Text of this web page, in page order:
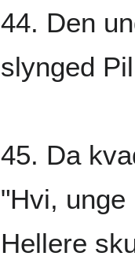
44. Den
slynged
45. Da
"Hvi, unge
Hellere